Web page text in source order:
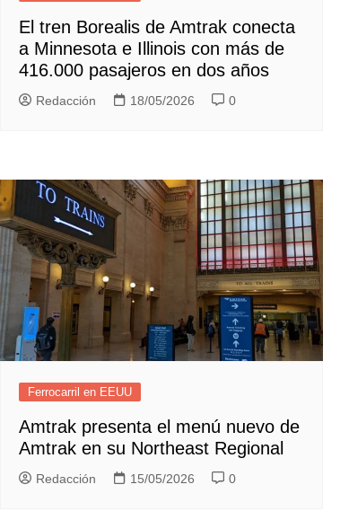
El tren Borealis de Amtrak conecta
a Minnesota e Illinois con más de
416.000 pasajeros en dos años
Redacción 18/05/2026 0
Ferrocarril en EEUU
Amtrak presenta el menú nuevo de
Amtrak en su Northeast Regional
Redacción 15/05/2026 0